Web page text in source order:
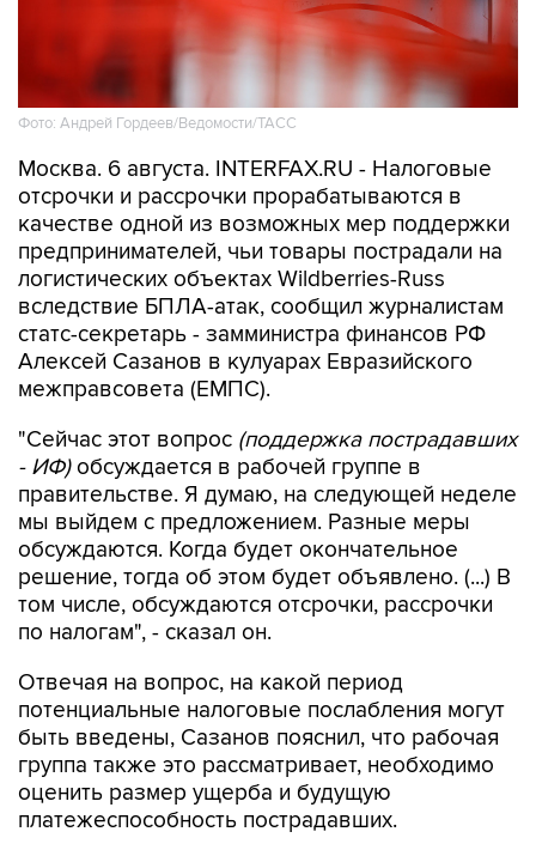
Фото: Андрей Гордеев/Ведомости/ТАСС
Москва. 6 августа. INTERFAX.RU - Налоговые
отсрочки и рассрочки прорабатываются в
качестве одной из возможных мер поддержки
предпринимателей, чьи товары пострадали на
логистических объектах Wildberries-Russ
вследствие БПЛА-атак, сообщил журналистам
статс-секретарь - замминистра финансов РФ
Алексей Сазанов в кулуарах Евразийского
межправсовета (ЕМПС).
"Сейчас этот вопрос (поддержка пострадавших
- ИФ)обсуждается в рабочей группе в
правительстве. Я думаю, на следующей неделе
мы выйдем с предложением. Разные меры
обсуждаются. Когда будет окончательное
решение, тогда об этом будет объявлено. (...) В
том числе, обсуждаются отсрочки, рассрочки
по налогам", - сказал он.
Отвечая на вопрос, на какой период
потенциальные налоговые послабления могут
быть введены, Сазанов пояснил, что рабочая
группа также это рассматривает, необходимо
оценить размер ущерба и будущую
платежеспособность пострадавших.